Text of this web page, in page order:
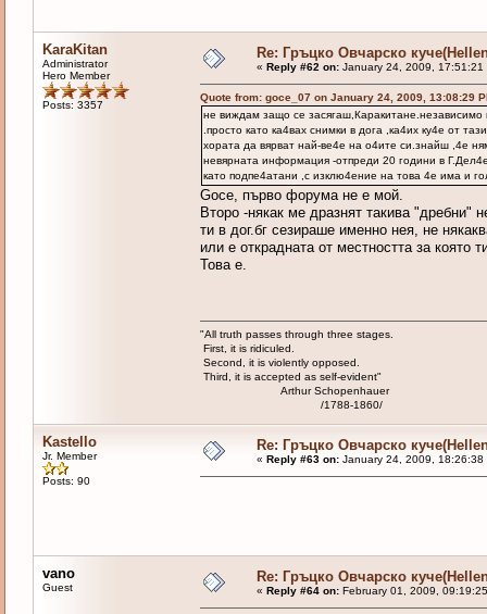
KaraKitan
Administrator
Hero Member
Posts: 3357
Re: Гръцко Овчарско
« Reply #62 on:January 24, 2009, 17:51:21
Quote from: goce_07 on January 24, 2009, 13:08:29
не виждам защо се
.просто като ка4вах снимки в дога ,ка4их ку4е от
хората да вярват най-ве4е на о4ите си.знайш ,4е
невярната информация -отпреди 20 години в
като подпе4атани ,с изклю4ение на това 4е има и
Goce, първо форума не е мой.
Второ -някак ме дразнят такива "дребни"
ти в дог.бг сезираше именно нея, не
или е открадната от местността за
Това е.
"All truth passes through three stages.
First, it is ridiculed.
Second, it is violently opposed.
Third, it is accepted as self-evident"
Arthur Schopenhauer
/1788-1860/
Kastello
Jr. Member
Posts: 90
Re: Гръцко Овчарско
« Reply #63 on:January 24, 2009, 18:26:38
vano
Guest
Re: Гръцко Овчарско
« Reply #64 on:February 01, 2009,